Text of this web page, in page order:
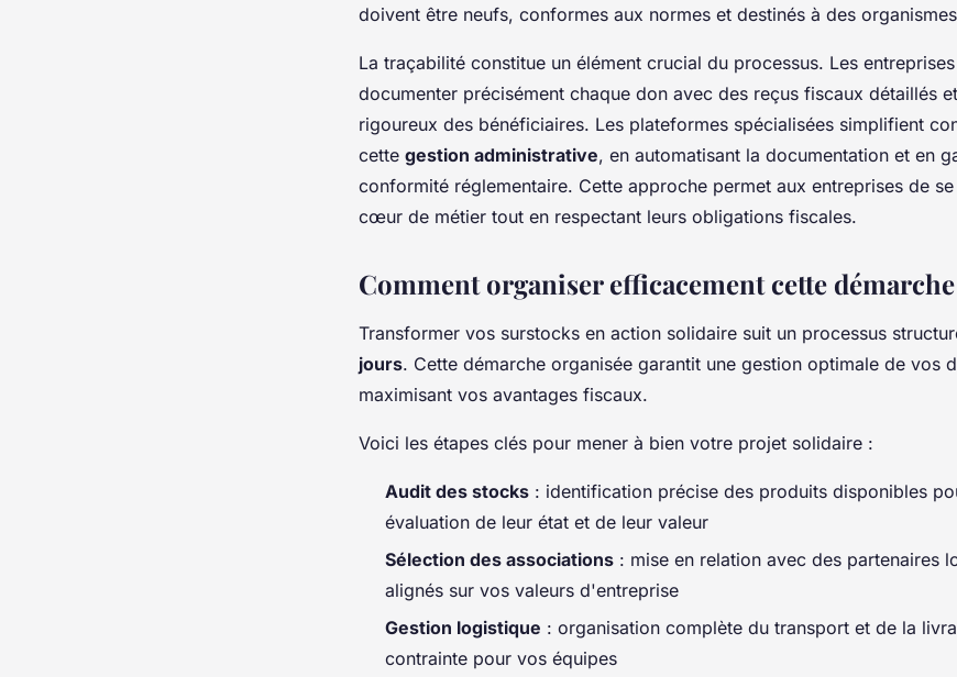
doivent être neufs, conformes aux normes et destinés à des
La traçabilité constitue un élément crucial du processus. Les
documenter précisément chaque don avec des reçus fiscaux détaillés
rigoureux des bénéficiaires. Les plateformes spécialisées simplifient
cette gestion administrative, en automatisant la documentation et en
conformité réglementaire. Cette approche permet aux entreprises de
cœur de métier tout en respectant leurs obligations fiscales.
Comment organiser efficacement cette
Transformer vos surstocks en action solidaire suit un processus
jours. Cette démarche organisée garantit une gestion optimale de vos
maximisant vos avantages fiscaux.
Voici les étapes clés pour mener à bien votre projet solidaire :
Audit des stocks : identification précise des produits disponibles
évaluation de leur état et de leur valeur
Sélection des associations : mise en relation avec des partenaires
alignés sur vos valeurs d'entreprise
Gestion logistique : organisation complète du transport et de la
contrainte pour vos équipes